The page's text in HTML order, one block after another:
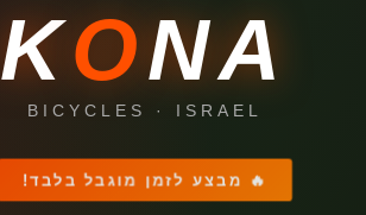
KONA
BICYCLES · ISRAEL
🔥 מבצע לזמן מוגבל בלבד!